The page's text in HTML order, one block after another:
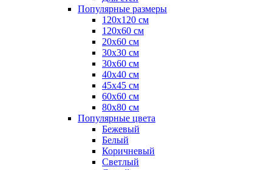
Популярные размеры
120x120 см
120x60 см
20x60 см
30x30 см
30x60 см
40x40 см
45x45 см
60x60 см
80x80 см
Популярные цвета
Бежевый
Белый
Коричневый
Светлый